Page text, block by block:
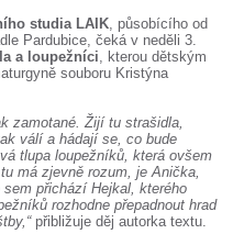
studia LAIK, působícího od
Pardubice, čeká v neděli 3.
a loupežníci, kterou dětským
souboru Kristýna
zamotané. Žijí tu strašidla,
válí a hádají se, co bude
tlupa loupežníků, která ovšem
má zjevně rozum, je Anička,
přichází Hejkal, kterého
rozhodne přepadnout hrad
přibližuje děj autorka textu.